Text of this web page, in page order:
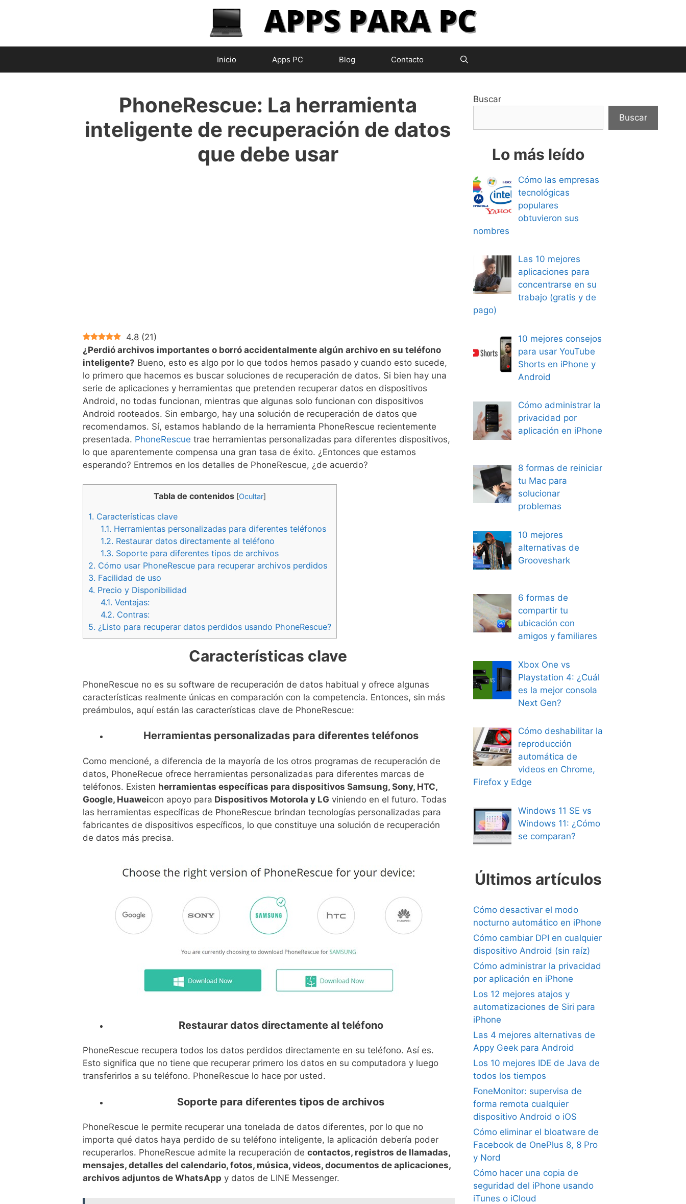
Inicio Apps PC Blog Contacto
PhoneRescue: La herramienta
inteligente de recuperación de datos
que debe usar
4.8 (21)
¿Perdió archivos importantes o borró accidentalmente algún archivo en su teléfono
inteligente? Bueno, esto es algo por lo que todos hemos pasado y cuando esto sucede,
lo primero que hacemos es buscar soluciones de recuperación de datos. Si bien hay una
serie de aplicaciones y herramientas que pretenden recuperar datos en dispositivos
Android, no todas funcionan, mientras que algunas solo funcionan con dispositivos
Android rooteados. Sin embargo, hay una solución de recuperación de datos que
recomendamos. Sí, estamos hablando de la herramienta PhoneRescue recientemente
presentada. PhoneRescue trae herramientas personalizadas para diferentes dispositivos,
lo que aparentemente compensa una gran tasa de éxito. ¿Entonces que estamos
esperando? Entremos en los detalles de PhoneRescue, ¿de acuerdo?
Tabla de contenidos [Ocultar]
1. Características clave
1.1. Herramientas personalizadas para diferentes teléfonos
1.2. Restaurar datos directamente al teléfono
1.3. Soporte para diferentes tipos de archivos
2. Cómo usar PhoneRescue para recuperar archivos perdidos
3. Facilidad de uso
4. Precio y Disponibilidad
4.1. Ventajas:
4.2. Contras:
5. ¿Listo para recuperar datos perdidos usando PhoneRescue?
Características clave
PhoneRescue no es su software de recuperación de datos habitual y ofrece algunas
características realmente únicas en comparación con la competencia. Entonces, sin más
preámbulos, aquí están las características clave de PhoneRescue:
Herramientas personalizadas para diferentes teléfonos
Como mencioné, a diferencia de la mayoría de los otros programas de recuperación de
datos, PhoneRecue ofrece herramientas personalizadas para diferentes marcas de
teléfonos. Existen herramientas específicas para dispositivos Samsung, Sony, HTC,
Google, Huaweicon apoyo para Dispositivos Motorola y LG viniendo en el futuro. Todas
las herramientas específicas de PhoneRescue brindan tecnologías personalizadas para
fabricantes de dispositivos específicos, lo que constituye una solución de recuperación
de datos más precisa.
Restaurar datos directamente al teléfono
PhoneRescue recupera todos los datos perdidos directamente en su teléfono. Así es.
Esto significa que no tiene que recuperar primero los datos en su computadora y luego
transferirlos a su teléfono. PhoneRescue lo hace por usted.
Soporte para diferentes tipos de archivos
PhoneRescue le permite recuperar una tonelada de datos diferentes, por lo que no
importa qué datos haya perdido de su teléfono inteligente, la aplicación debería poder
recuperarlos. PhoneRescue admite la recuperación de contactos, registros de llamadas,
mensajes, detalles del calendario, fotos, música, videos, documentos de aplicaciones,
archivos adjuntos de WhatsApp y datos de LINE Messenger.
Buscar
Buscar
Lo más leído
Cómo las empresas
tecnológicas
populares
obtuvieron sus
nombres
Las 10 mejores
aplicaciones para
concentrarse en su
trabajo (gratis y de
pago)
10 mejores consejos
para usar YouTube
Shorts en iPhone y
Android
Cómo administrar la
privacidad por
aplicación en iPhone
8 formas de reiniciar
tu Mac para
solucionar
problemas
10 mejores
alternativas de
Grooveshark
6 formas de
compartir tu
ubicación con
amigos y familiares
Xbox One vs
Playstation 4: ¿Cuál
es la mejor consola
Next Gen?
Cómo deshabilitar la
reproducción
automática de
videos en Chrome,
Firefox y Edge
Windows 11 SE vs
Windows 11: ¿Cómo
se comparan?
Últimos artículos
Cómo desactivar el modo
nocturno automático en iPhone
Cómo cambiar DPI en cualquier
dispositivo Android (sin raíz)
Cómo administrar la privacidad
por aplicación en iPhone
Los 12 mejores atajos y
automatizaciones de Siri para
iPhone
Las 4 mejores alternativas de
Appy Geek para Android
Los 10 mejores IDE de Java de
todos los tiempos
FoneMonitor: supervisa de
forma remota cualquier
dispositivo Android o iOS
Cómo eliminar el bloatware de
Facebook de OnePlus 8, 8 Pro
y Nord
Cómo hacer una copia de
seguridad del iPhone usando
iTunes o iCloud